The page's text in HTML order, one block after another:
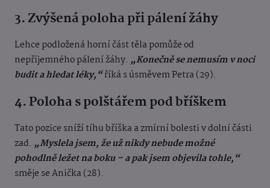
3. Zvýšená poloha při pálení žáhy
Lehce podložená horní část těla pomůže od
nepříjemného pálení žáhy. „Konečně se nemusím v noci
budit a hledat léky,“říká s úsměvem Petra (29).
4. Poloha s polštářem pod bříškem
Tato pozice sníží tíhu bříška a zmírní bolesti v dolní části
zad. „Myslela jsem, že už nikdy nebude možné
pohodlně ležet na boku – a pak jsem objevila tohle,“
směje se Anička (28).